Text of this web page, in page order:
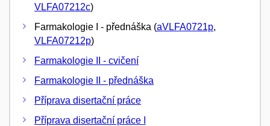
VLFA07212c)
Farmakologie I - přednáška (aVLFA0721p,
VLFA07212p)
Farmakologie II - cvičení
Farmakologie II - přednáška
Příprava disertační práce
Příprava disertační práce I